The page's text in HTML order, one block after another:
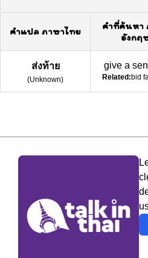
คำแปล ภาษาไทย
คำที่ค้นหา
อังกฤ
ส่งท้าย
(Unknown)
give a
Related:bid